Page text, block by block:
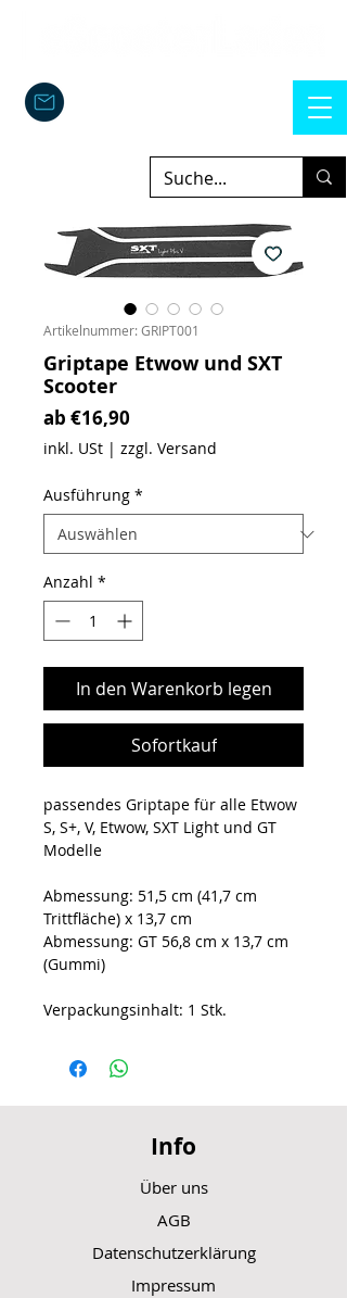
Artikelnummer: GRIPT001
Griptape Etwow und SXT
Scooter
ab €16,90
inkl. USt | zzgl. Versand
Ausführung *
Anzahl *
In den Warenkorb legen
Sofortkauf
passendes Griptape für alle Etwow
S, S+, V, Etwow, SXT Light und GT
Modelle
Abmessung: 51,5 cm (41,7 cm
Trittfläche) x 13,7 cm
Abmessung: GT 56,8 cm x 13,7 cm
(Gummi)
Verpackungsinhalt: 1 Stk.
Info
Über uns
AGB
Datenschutzerklärung
Impressum